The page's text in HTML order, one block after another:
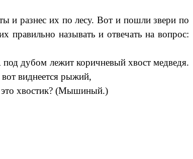
и разнес их по лесу. Вот и пошли звери по
называть и отвечать на вопрос:
под дубом лежит коричневый хвост медведя.
виднеется рыжий,
это хвостик? (Мышиный.)